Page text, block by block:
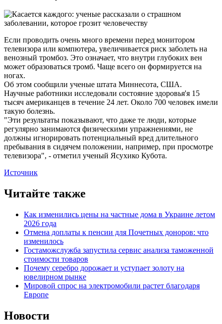
Если проводить очень много времени перед монитором
телевизора или компютера, увеличивается риск заболеть на
венозный тромбоз. Это означает, что внутри глубоких вен
может образоваться тромб. Чаще всего он формируется на
ногах.
Об этом сообщили ученые штата Миннесота, США.
Научные работники исследовали состояние здоровья'я 15
тысяч американцев в течение 24 лет. Около 700 человек имели
такую болезнь.
"Эти результаты показывают, что даже те люди, которые
регулярно занимаются физическими упражнениями, не
должны игнорировать потенциальный вред длительного
пребывания в сидячем положении, например, при просмотре
телевизора", - отметил ученый Ясухико Кубота.
Источник
Читайте также
Как изменились цены на частные дома в Украине летом
2026 года
Отмена доплаты к пенсии для Почетных доноров: что
изменилось
Гостаможслужба запустила сервис анализа таможенной
стоимости товаров
Почему серебро дорожает и уступает золоту на
ювелирном рынке
Мировой спрос на электромобили растет благодаря
Европе
Новости